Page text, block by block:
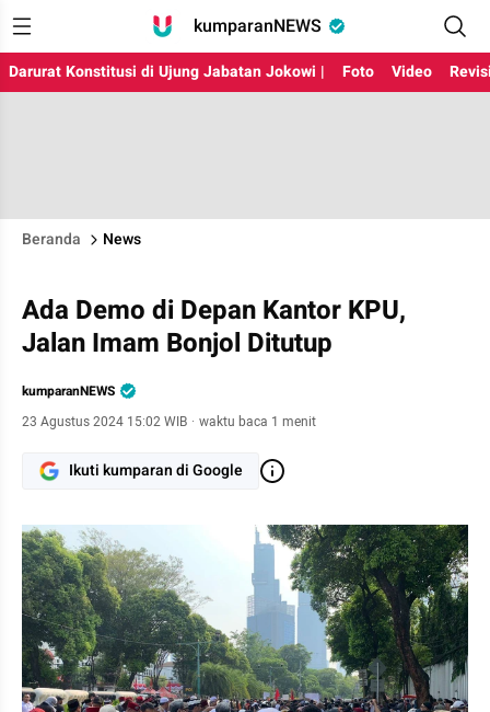
kumparanNEWS
Darurat Konstitusi di Ujung Jabatan Jokowi | Foto Video
Beranda News
Ada Demo di Depan Kantor KPU,
Jalan Imam Bonjol Ditutup
kumparanNEWS
23 Agustus 2024 15:02 WIB · waktu baca 1 menit
Ikuti kumparan di Google